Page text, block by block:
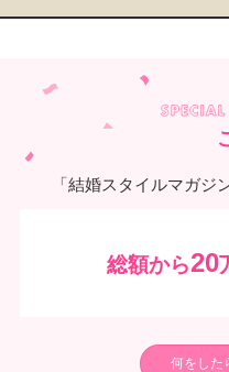
「結婚スタイルマガジ
総額から20
何をした